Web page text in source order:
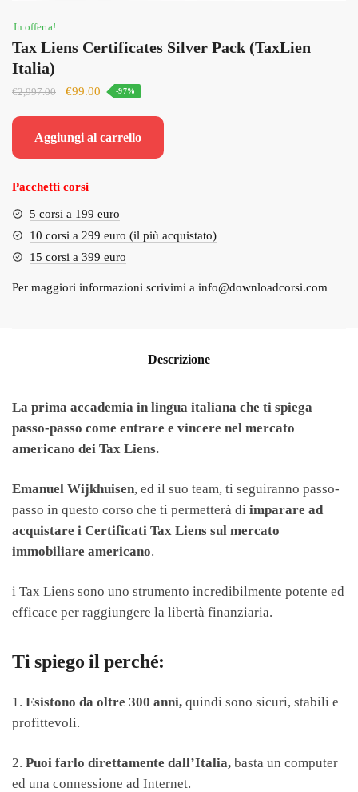
In offerta!
Tax Liens Certificates Silver Pack (TaxLien
Italia)
€2,997.00
Il
era:
€99.00 Il
è:
-97%
Aggiungi al carrello
Pacchetti corsi
5 corsi a 199 euro
10 corsi a 299 euro (il più acquistato)
15 corsi a 399 euro
Per maggiori informazioni scrivimi a info@downloadcorsi.com
Descrizione
La prima accademia in lingua italiana che ti spiega
passo-passo come entrare e vincere nel mercato
americano dei Tax Liens.
Emanuel Wijkhuisen, ed il suo team, ti seguiranno passo-
passo in questo corso che ti permetterà di imparare ad
acquistare i Certificati Tax Liens sul mercato
immobiliare americano.
i Tax Liens sono uno strumento incredibilmente potente ed
efficace per raggiungere la libertà finanziaria.
Ti spiego il perché:
1. Esistono da oltre 300 anni, quindi sono sicuri, stabili e
profittevoli.
2. Puoi farlo direttamente dall’Italia, basta un computer
ed una connessione ad Internet.